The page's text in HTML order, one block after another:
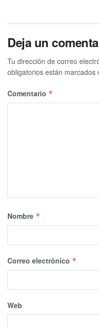
Deja un
Tu dirección de correo
obligatorios están marcados
Comentario *
Nombre *
Correo electrónico *
Web